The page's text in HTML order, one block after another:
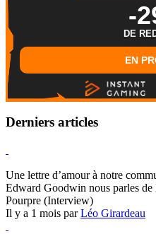
-
DE
EN
Derniers articles
Une lettre d’amour à notre
Edward Goodwin nous parles
Pourpre (Interview)
Il y a 1 mois parLéo Girardeau